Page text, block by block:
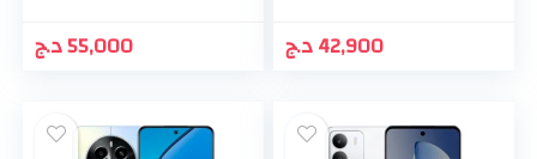
55,000د.ج 42,900د.ج